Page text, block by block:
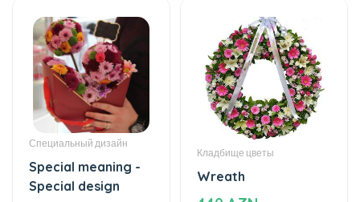
Специальный дизайн
Special meaning -
Special design
Кладбище цветы
Wreath